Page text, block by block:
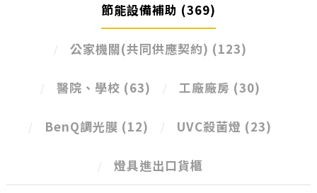
節能設備補助 (369)
公家機關(共同供應契約) (123)
醫院、學校 (63) 工廠廠房 (30)
BenQ調光膜 (12) UVC殺菌燈 (23)
燈具進出口貨櫃